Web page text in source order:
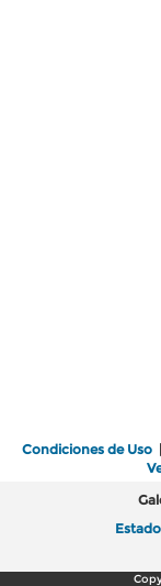
Condiciones de Uso